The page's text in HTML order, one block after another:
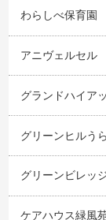
わらしべ保育園
アニヴェルセル
グランドハイア
グリーンヒルう
グリーンビレッ
ケアハウス緑風